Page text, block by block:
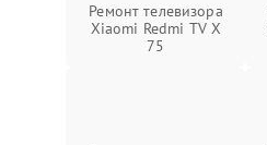
Ремонт телевизора
Xiaomi Redmi TV X
75